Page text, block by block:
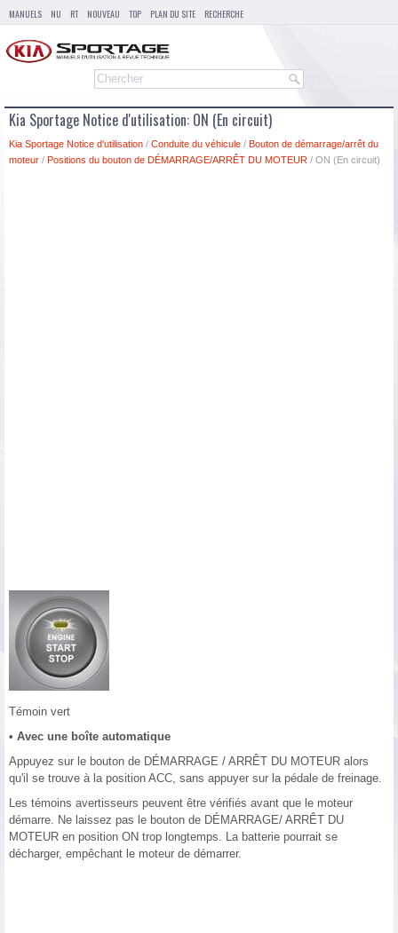
MANUELS NU RT NOUVEAU TOP PLAN DU SITE RECHERCHE
Kia Sportage Notice d'utilisation: ON (En circuit)
Kia Sportage Notice d'utilisation / Conduite du véhicule / Bouton de démarrage/arrêt du
moteur / Positions du bouton de DÉMARRAGE/ARRÊT DU MOTEUR / ON (En circuit)
Témoin vert
• Avec une boîte automatique
Appuyez sur le bouton de DÉMARRAGE / ARRÊT DU MOTEUR alors
qu'il se trouve à la position ACC, sans appuyer sur la pédale de freinage.
Les témoins avertisseurs peuvent être vérifiés avant que le moteur
démarre. Ne laissez pas le bouton de DÉMARRAGE/ ARRÊT DU
MOTEUR en position ON trop longtemps. La batterie pourrait se
décharger, empêchant le moteur de démarrer.